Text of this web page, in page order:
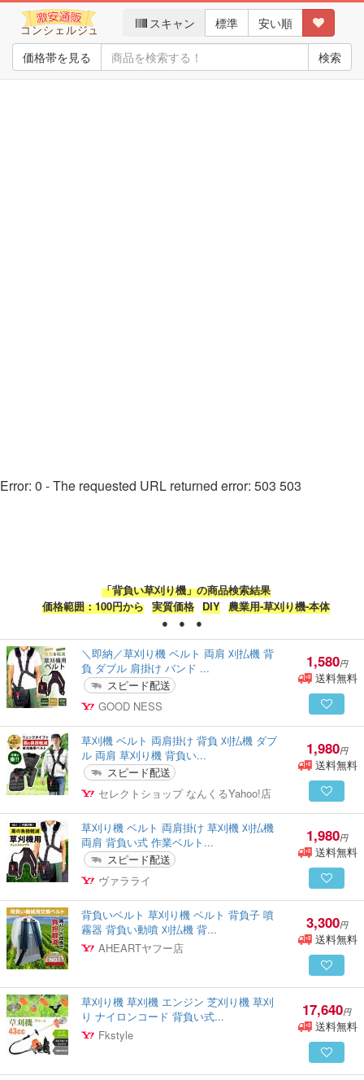
Error: 0 - The requested URL returned error: 503 503
スキャン 標準 安い順
価格帯を見る 検索
「背負い草刈り機」の商品検索結果
価格範囲：100円から 実質価格 DIY 農業用-草刈り機-本体
● ● ●
＼即納／草刈り機 ベルト 両肩 刈払機 背
負 ダブル 肩掛け バンド ...
スピード配送
GOOD NESS
1,580円
送料無料
草刈機 ベルト 両肩掛け 背負 刈払機 ダブ
ル 両肩 草刈り機 背負い...
スピード配送
セレクトショップ なんくるYahoo!店
1,980円
送料無料
草刈り機 ベルト 両肩掛け 草刈機 刈払機
両肩 背負い式 作業ベルト...
スピード配送
ヴァラライ
1,980円
送料無料
背負いベルト 草刈り機 ベルト 背負子 噴
霧器 背負い動噴 刈払機 背...
AHEARTヤフー店
3,300円
送料無料
草刈り機 草刈機 エンジン 芝刈り機 草刈
り ナイロンコード 背負い式...
Fkstyle
17,640円
送料無料